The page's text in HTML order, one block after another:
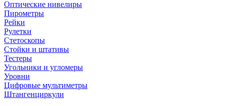
Оптические нивелиры
Пирометры
Рейки
Рулетки
Стетоскопы
Стойки и штативы
Тестеры
Угольники и угломеры
Уровни
Цифровые мультиметры
Штангенциркули